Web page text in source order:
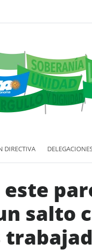
DIRECTIVA
salto